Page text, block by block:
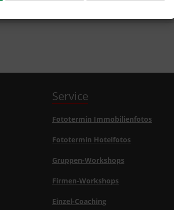
Service
Fototermin Immobilienfotos
Fototermin Hotelfotos
Gruppen-Workshops
Firmen-Workshops
Einzel-Coaching